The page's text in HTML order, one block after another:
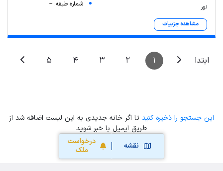
نقشه
درخواست
ملک
نور
مشاهده جزییات
شماره طبقه: --
ابتدا 1
2
3
4
5
این جستجو را ذخیره کنید تا اگر خانه جدیدی به این لیست اضافه شد از
طریق ایمیل با خبر شوید